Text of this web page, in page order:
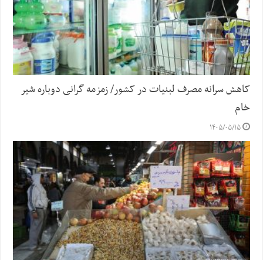
کاهش سرانه مصرف لبنیات در کشور/ زمزمه گرانی دوباره شیر
خام
۱۴۰۵/۰۵/۱۵